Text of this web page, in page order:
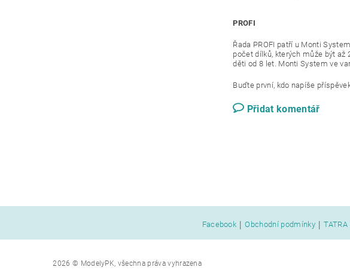
PROFI
Řada PROFI patří u Monti
počet dílků, kterých může být
děti od 8 let. Monti System ve
Buďte první, kdo napíše
Přidat komentář
Facebook Obchodní podmínky TATRA
2026 © ModelyPK, všechna práva vyhrazena